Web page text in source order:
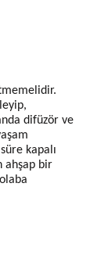
difüzör ve
kapalı
ahşap bir